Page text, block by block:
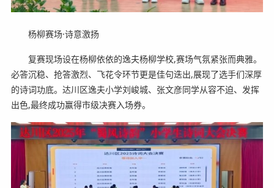
杨柳赛场·诗意激扬
复赛现场设在杨柳依依的逸夫杨柳学校,赛场气氛紧张而典雅。
必答沉稳、抢答激烈、飞花令环节更是佳句迭出,展现了选手们深厚
的诗词功底。达川区逸夫小学刘峻城、张文彦同学从容不迫、发挥
出色,最终成功赢得市级决赛入场券。